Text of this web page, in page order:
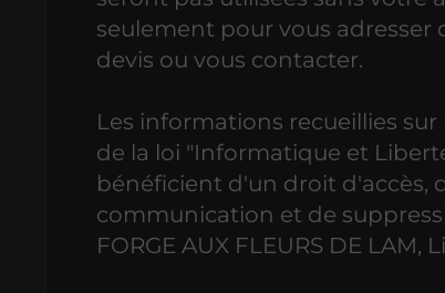
seulement pour vous adresser
devis ou vous contacter.
Les informations recueillies
de la loi "Informatique et
bénéficient d'un droit d'accès,
communication et de
FORGE AUX FLEURS DE LAM,